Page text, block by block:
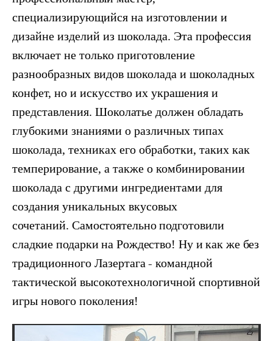
специализирующийся на изготовлении и
дизайне изделий из шоколада. Эта профессия
включает не только приготовление
разнообразных видов шоколада и шоколадных
конфет, но и искусство их украшения и
представления. Шоколатье должен обладать
глубокими знаниями о различных типах
шоколада, техниках его обработки, таких как
темперирование, а также о комбинировании
шоколада с другими ингредиентами для
создания уникальных вкусовых
сочетаний. Самостоятельно подготовили
сладкие подарки на Рождество! Ну и как же без
традиционного Лазертага- командной
тактической высокотехнологичной спортивной
игры нового поколения!